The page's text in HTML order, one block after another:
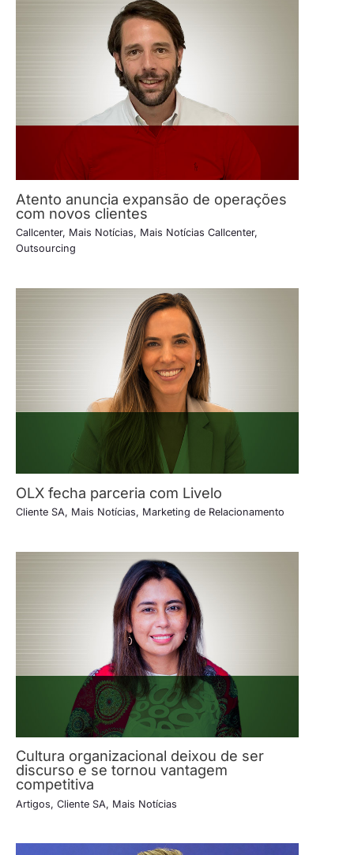
Atento anuncia expansão de operações
com novos clientes
Callcenter, Mais Notícias, Mais Notícias Callcenter,
Outsourcing
OLX fecha parceria com Livelo
Cliente SA, Mais Notícias, Marketing de Relacionamento
Cultura organizacional deixou de ser
discurso e se tornou vantagem
competitiva
Artigos, Cliente SA, Mais Notícias